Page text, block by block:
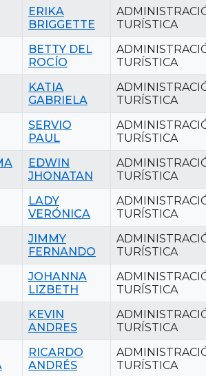
ERIKA
BRIGGETTE
TURÍSTICA
BETTY DEL
ROCÍO
TURÍSTICA
KATIA
GABRIELA
TURÍSTICA
SERVIO
PAUL
TURÍSTICA
EDWIN
JHONATAN
TURÍSTICA
LADY
VERÓNICA
TURÍSTICA
JIMMY
FERNANDO
TURÍSTICA
JOHANNA
LIZBETH
TURÍSTICA
KEVIN
ANDRES
TURÍSTICA
RICARDO
ANDRÉS
TURÍSTICA